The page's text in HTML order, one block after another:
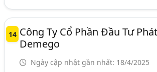
14 Công Ty Cổ Phần Đầu Tư
Demego
Ngày cập nhật gần nhất: 18/4/2025